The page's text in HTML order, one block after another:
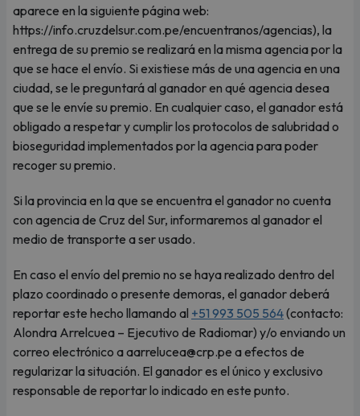
aparece en la siguiente página web:
https://info.cruzdelsur.com.pe/encuentranos/agencias), la
entrega de su premio se realizará en la misma agencia por la
que se hace el envío. Si existiese más de una agencia en una
ciudad, se le preguntará al ganador en qué agencia desea
que se le envíe su premio. En cualquier caso, el ganador está
obligado a respetar y cumplir los protocolos de salubridad o
bioseguridad implementados por la agencia para poder
recoger su premio.
Si la provincia en la que se encuentra el ganador no cuenta
con agencia de Cruz del Sur, informaremos al ganador el
medio de transporte a ser usado.
En caso el envío del premio no se haya realizado dentro del
plazo coordinado o presente demoras, el ganador deberá
reportar este hecho llamando al +51 993 505 564(contacto:
Alondra Arrelcuea – Ejecutivo de Radiomar) y/o enviando un
correo electrónico a aarrelucea@crp.pe a efectos de
regularizar la situación. El ganador es el único y exclusivo
responsable de reportar lo indicado en este punto.